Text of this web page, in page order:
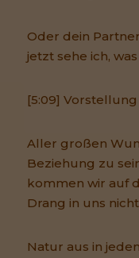
Oder dein
jetzt sehe ich,
[5:09]
Aller großen
Beziehung zu
kommen wir auf
Drang in uns
Natur aus in